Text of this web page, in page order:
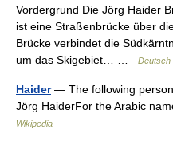
Vordergrund Die Jörg Haider
ist eine Straßenbrücke über
Brücke verbindet die
um das Skigebiet… …
Deutsch
Haider— The following
Wikipedia